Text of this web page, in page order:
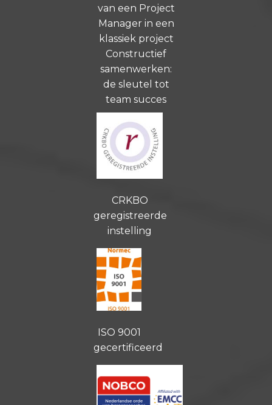
van een Project
Manager in een
klassiek project
Constructief
samenwerken:
de sleutel tot
team succes
CRKBO
geregistreerde
instelling
ISO 9001
gecertificeerd